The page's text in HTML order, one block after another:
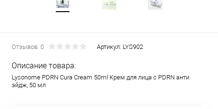
Отзывов: 0 Артикул: LYS902
Описание товара:
Lysonome PDRN Cura Cream 50ml Крем для лица с PDRN анти
эйдж, 50 мл